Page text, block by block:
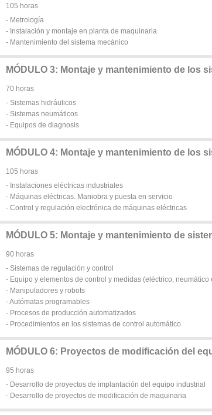
105 horas
- Metrología
- Instalación y montaje en planta de maquinaria
- Mantenimiento del sistema mecánico
MÓDULO 3: Montaje y mantenimiento de los
70 horas
- Sistemas hidráulicos
- Sistemas neumáticos
- Equipos de diagnosis
MÓDULO 4: Montaje y mantenimiento de los
105 horas
- Instalaciones eléctricas industriales
- Máquinas eléctricas. Maniobra y puesta en servicio
- Control y regulación electrónica de máquinas eléctricas
MÓDULO 5: Montaje y mantenimiento de
90 horas
- Sistemas de regulación y control
- Equipo y elementos de control y medidas (eléctrico, neumático
- Manipuladores y robots
- Autómatas programables
- Procesos de producción automatizados
- Procedimientos en los sistemas de control automático
MÓDULO 6: Proyectos de modificación del
95 horas
- Desarrollo de proyectos de implantación del equipo industrial
- Desarrollo de proyectos de modificación de maquinaria